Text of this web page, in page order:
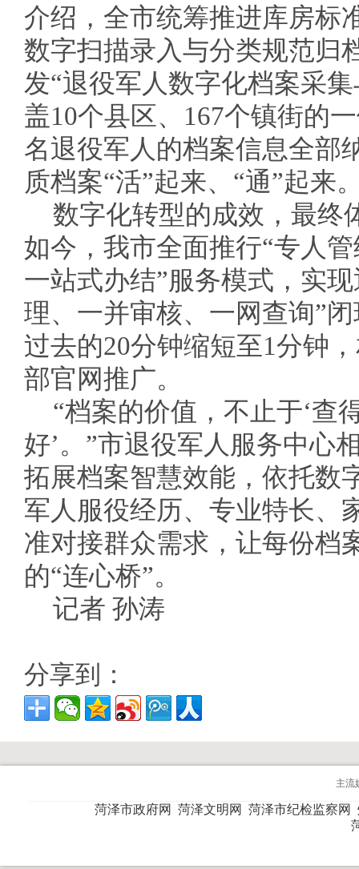
介绍，全市统筹推进库房标
数字扫描录入与分类规范归
发“退役军人数字化档案采
盖10个县区、167个镇街的
名退役军人的档案信息全部
质档案“活”起来、“通”起来
数字化转型的成效，最终
如今，我市全面推行“专人
一站式办结”服务模式，实
理、一并审核、一网查询”
过去的20分钟缩短至1分钟
部官网推广。
“档案的价值，不止于‘查
好’。”市退役军人服务中心
拓展档案智慧效能，依托数
军人服役经历、专业特长、
准对接群众需求，让每份档
的“连心桥”。
记者 孙涛
分享到：
主流
菏泽市政府网 菏泽文明网 菏泽市纪检监察网